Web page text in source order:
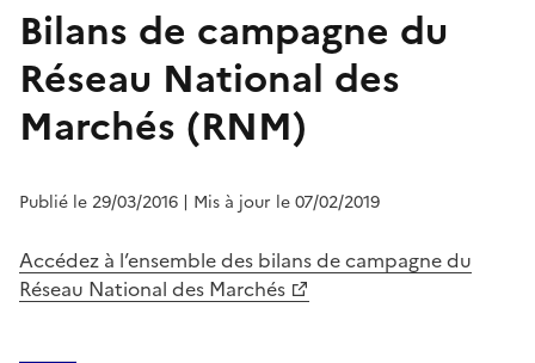
Bilans de campagne du
Réseau National des
Marchés (RNM)
Publié le 29/03/2016 | Mis à jour le 07/02/2019
Accédez à l’ensemble des bilans de campagne du
Réseau National des Marchés